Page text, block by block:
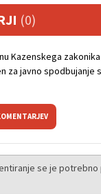
(0)
Kazenskega
za javno spodbujanje